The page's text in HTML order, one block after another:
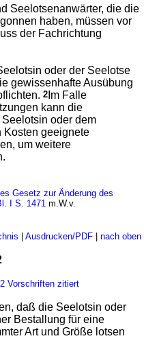
Seelotsenanwärter, die die
haben, müssen vor
der Fachrichtung
oder der Seelotse
gewissenhafte Ausübung
2 Im Falle
kann die
oder dem
Kosten geeignete
um weitere
Gesetz zur Änderung des
I S. 1471 m.W.v.
Ausdrucken/PDF| nach oben
Vorschriften zitiert
daß die Seelotsin oder
Bestallung für eine
Art und Größe lotsen